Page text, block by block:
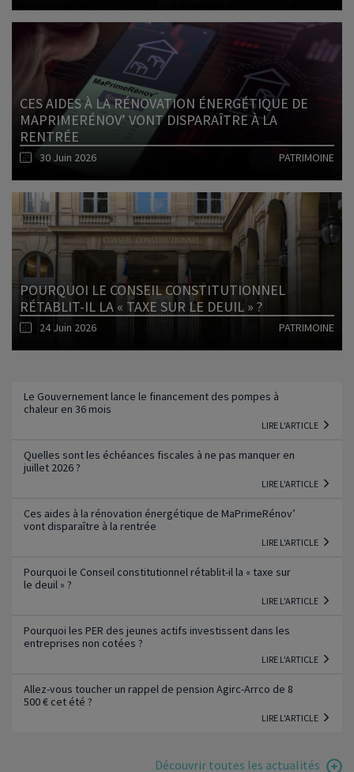
Lire l'article
CES AIDES À LA RÉNOVATION ÉNERGÉTIQUE DE
MAPRIMERÉNOV’ VONT DISPARAÎTRE À LA
RENTRÉE
30 Juin 2026 PATRIMOINE
Lire l'article
POURQUOI LE CONSEIL CONSTITUTIONNEL
RÉTABLIT-IL LA « TAXE SUR LE DEUIL » ?
24 Juin 2026 PATRIMOINE
Le Gouvernement lance le financement des pompes à
chaleur en 36 mois
LIRE L'ARTICLE
Quelles sont les échéances fiscales à ne pas manquer en
juillet 2026 ?
LIRE L'ARTICLE
Ces aides à la rénovation énergétique de MaPrimeRénov’
vont disparaître à la rentrée
LIRE L'ARTICLE
Pourquoi le Conseil constitutionnel rétablit-il la « taxe sur
le deuil » ?
LIRE L'ARTICLE
Pourquoi les PER des jeunes actifs investissent dans les
entreprises non cotées ?
LIRE L'ARTICLE
Allez-vous toucher un rappel de pension Agirc-Arrco de 8
500 € cet été ?
LIRE L'ARTICLE
Découvrir toutes les actualités